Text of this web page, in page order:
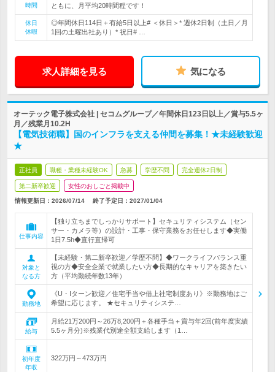
時間
ともに、月平均20時間程です！
休日
休暇
◎年間休日114日＋有給5日以上# ＜休日＞* 週休2日制（土日／月
1回の土曜出社あり）* 祝日# …
求人詳細を見る 気になる
オーテック電子株式会社 | セコムグループ／年間休日123日以上／賞与5.5ヶ
月／残業月10.2H
【電気技術職】国のインフラを支える仲間を募集！★未経験歓迎
★
正社員 職種・業種未経験OK 急募 学歴不問 完全週休2日制
第二新卒歓迎 女性のおしごと掲載中
情報更新日：2026/07/14 終了予定日： 2027/01/04
仕事内容
【独り立ちまでしっかりサポート】セキュリティシステム（セン
サー・カメラ等）の設計・工事・保守業務をお任せします◆実働
1日7.5h◆直行直帰可
対象と
なる方
【未経験・第二新卒歓迎／学歴不問】◆ワークライフバランス重
視の方◆安全企業で就業したい方◆長期的なキャリアを築きたい
方（平均勤続年数13年）
勤務地
《U・Iターン歓迎／住宅手当や借上社宅制度あり》※勤務地はご
希望に応じます。 ★セキュリティシステ…
給与
月給21万200円～26万8,200円＋各種手当＋賞与年2回(前年度実績
5.5ヶ月分)※残業代別途全額支給します（1…
初年度
年収
322万円～473万円